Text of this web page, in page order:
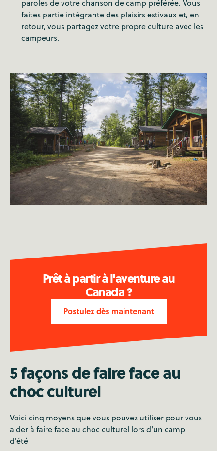
paroles de votre chanson de camp préférée. Vous
faites partie intégrante des plaisirs estivaux et, en
retour, vous partagez votre propre culture avec les
campeurs.
Prêt à partir à l'aventure au
Canada ?
Postulez dès maintenant
5 façons de faire face au
choc culturel
Voici cinq moyens que vous pouvez utiliser pour vous
aider à faire face au choc culturel lors d'un camp
d'été :